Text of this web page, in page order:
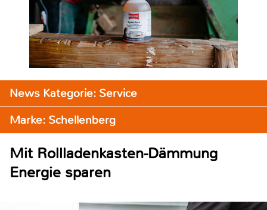
News Kategorie: Service
Marke: Schellenberg
Mit Rollladenkasten-Dämmung
Energie sparen